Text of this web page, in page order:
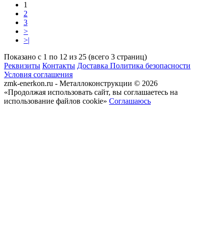
1
2
3
>
>|
Показано с 1 по 12 из 25 (всего 3 страниц)
Реквизиты Контакты Доставка Политика безопасности
Условия соглашения
zmk-enerkon.ru - Металлоконструкции © 2026
«Продолжая использовать сайт, вы соглашаетесь на
использование файлов cookie» Соглашаюсь